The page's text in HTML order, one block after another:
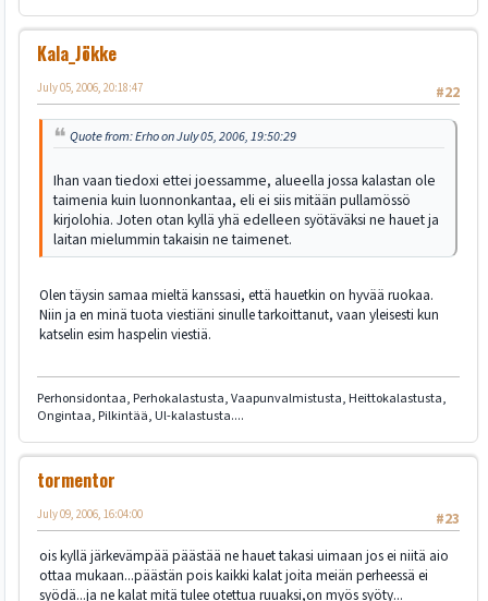
Kala_Jökke
#22
July 05, 2006, 20:18:47
Quote from: Erho on July 05, 2006, 19:50:29
Ihan vaan tiedoxi ettei joessamme, alueella jossa kalastan ole
taimenia kuin luonnonkantaa, eli ei siis mitään pullamössö
kirjolohia. Joten otan kyllä yhä edelleen syötäväksi ne hauet ja
laitan mielummin takaisin ne taimenet.
Olen täysin samaa mieltä kanssasi, että hauetkin on hyvää ruokaa.
Niin ja en minä tuota viestiäni sinulle tarkoittanut, vaan yleisesti kun
katselin esim haspelin viestiä.
Perhonsidontaa, Perhokalastusta, Vaapunvalmistusta, Heittokalastusta,
Ongintaa, Pilkintää, Ul-kalastusta....
tormentor
#23
July 09, 2006, 16:04:00
ois kyllä järkevämpää päästää ne hauet takasi uimaan jos ei niitä aio
ottaa mukaan...päästän pois kaikki kalat joita meiän perheessä ei
syödä...ja ne kalat mitä tulee otettua ruuaksi,on myös syöty...